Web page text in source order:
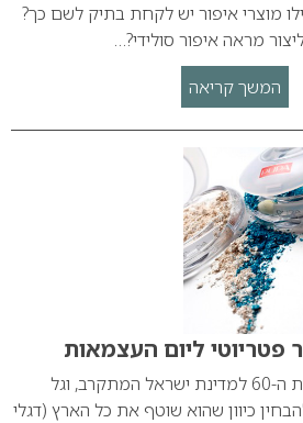
מוצרי איפור יש לקחת בתיק לשם כך?
מראה איפור סולידי?…
המשך קריאה
לקראת יום העצמאות ה-60 למדינת ישראל המתקרב, וגל
כיוון שהוא שוטף את כל הארץ (דגלי